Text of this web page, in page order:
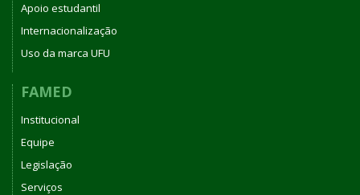
Apoio estudantil
Internacionalização
Uso da marca UFU
FAMED
Institucional
Equipe
Legislação
Serviços